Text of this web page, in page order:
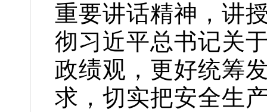
重要讲话精神，讲
彻习近平总书记关
政绩观，更好统筹
求，切实把安全生